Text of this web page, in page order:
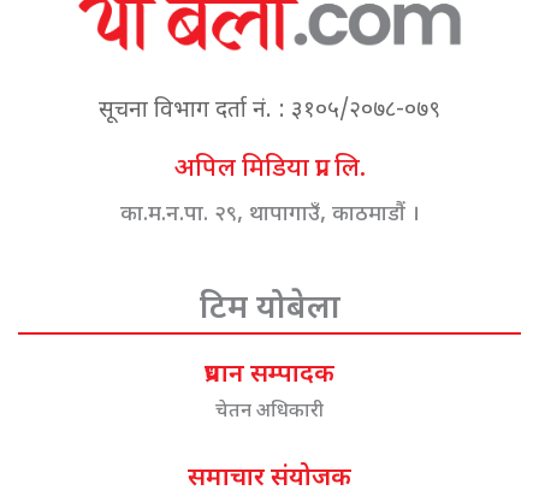
सूचना विभाग दर्ता नं. : ३१०५/२०७८-०७९
अपिल मिडिया प्रा. लि.
का.म.न.पा. २९, थापागाउँ, काठमाडौं ।
टिम योबेला
प्रधान सम्पादक
चेतन अधिकारी
समाचार संयोजक